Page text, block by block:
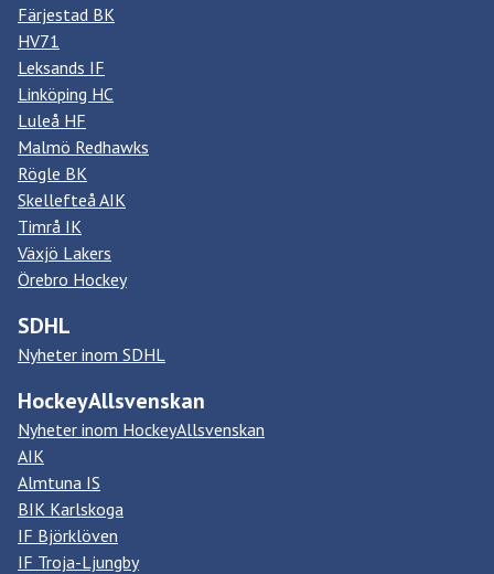
Färjestad BK
HV71
Leksands IF
Linköping HC
Luleå HF
Malmö Redhawks
Rögle BK
Skellefteå AIK
Timrå IK
Växjö Lakers
Örebro Hockey
SDHL
Nyheter inom SDHL
HockeyAllsvenskan
Nyheter inom HockeyAllsvenskan
AIK
Almtuna IS
BIK Karlskoga
IF Björklöven
IF Troja-Ljungby